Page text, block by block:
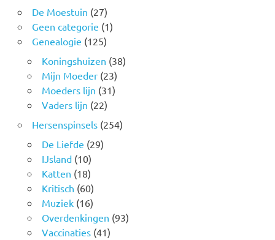
De Moestuin (27)
Geen categorie (1)
Genealogie (125)
Koningshuizen (38)
Mijn Moeder(23)
Moeders lijn (31)
Vaders lijn (22)
Hersenspinsels(254)
De Liefde (29)
IJsland(10)
Katten (18)
Kritisch (60)
Muziek(16)
Overdenkingen (93)
Vaccinaties(41)